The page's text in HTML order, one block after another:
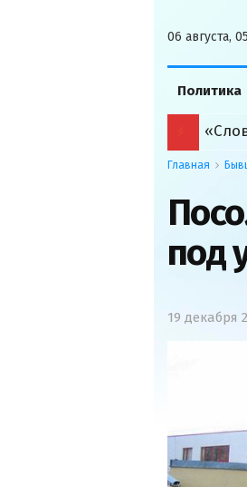
06 августа,
Политика
Главная
под
19 декабря